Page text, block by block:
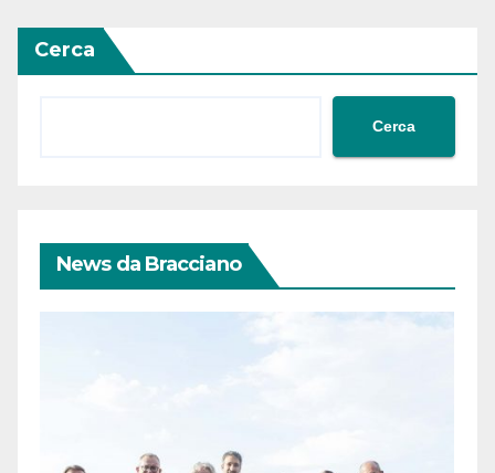
Cerca
Cerca
News da Bracciano